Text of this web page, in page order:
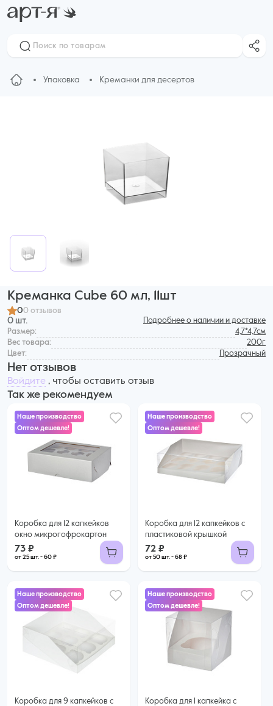
Упаковка Креманки для десертов
Креманка Cube 60 мл, 11шт
00 отзывов
0 шт.
Подробнее о наличии и доставке
Размер:
4,7*4,7см
Вес товара:
200г
Цвет:
Прозрачный
Нет отзывов
Войдите , чтобы оставить отзыв
Так же рекомендуем
Наше производство
Оптом дешевле!
Коробка для 12 капкейков
окно микрогофрокартон
73 ₽
от 25 шт. - 60 ₽
73 ₽
60 ₽ за шт. при заказе от 25 шт.
Купить оптом
Наше производство
Оптом дешевле!
Коробка для 12 капкейков с
пластиковой крышкой
72 ₽
от 50 шт. - 68 ₽
72 ₽
68 ₽ за шт. при заказе от 50 шт.
Купить оптом
Наше производство
Оптом дешевле!
Коробка для 9 капкейков с
60 ₽ за шт. при заказе от 50 шт.
Наше производство
Оптом дешевле!
Коробка для 1 капкейка с
32 ₽ за шт. при заказе от 50 шт.